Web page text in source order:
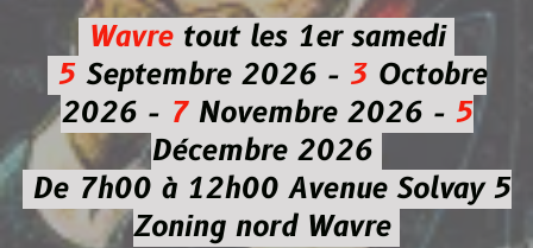
Wavretout les 1er samedi
5Septembre 2026 - 3Octobre
2026 -7Novembre 2026 - 5
Décembre 2026
De 7h00 à 12h00 Avenue Solvay 5
Zoning nord Wavre